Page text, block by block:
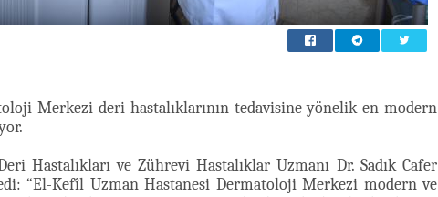
Merkezi deri hastalıklarının tedavisine yönelik en modern
Hastalıkları ve Zührevi Hastalıklar Uzmanı Dr. Sadık Cafer
“El-Kefîl Uzman Hastanesi Dermatoloji Merkezi modern ve